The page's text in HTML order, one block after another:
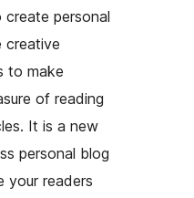
personal
creative
to make
of reading
It is a new
personal blog
your readers